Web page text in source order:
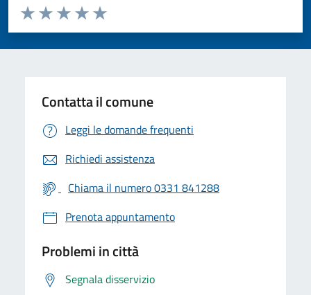
Valuta da 1 a 5 stelle la pagina
Valuta 5 stelle su 5
Valuta 4 stelle su 5
Valuta 3 stelle su 5
Valuta 2 stelle su 5
Valuta 1 stelle su 5
Contatta il comune
Leggi le domande frequenti
Richiedi assistenza
Chiama il numero 0331 841288
Prenota appuntamento
Problemi in città
Segnala disservizio